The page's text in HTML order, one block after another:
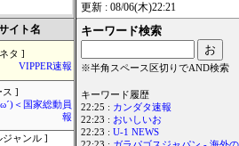
イト名
タ ]
VIPPER速報
ス ]
＜国家総動員
報
ジャンル ]
更新 : 08/06(木)22:21
キーワード検索
※半角スペース区切りでAND検索
キーワード履歴
22:25 : カンダタ速報
22:23 : おいしいお
22:23 : U-1 NEWS